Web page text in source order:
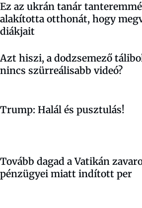
Ez az ukrán tanár tanteremmé
alakította otthonát, hogy
diákjait
Azt hiszi, a dodzsemező
nincs szürreálisabb videó?
Trump: Halál és pusztulás!
Tovább dagad a Vatikán
pénzügyei miatt indított per